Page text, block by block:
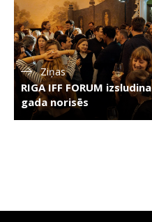
Ziņas
RIGA IFF FORUM
gada norisēs